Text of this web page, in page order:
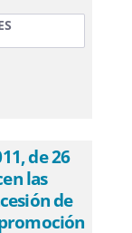
de 26
las
de